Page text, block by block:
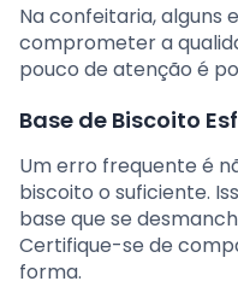
Na confeitaria, alguns
comprometer a
pouco de atenção é
Base de Biscoito
Um erro frequente é
biscoito o suficiente.
base que se
Certifique-se de
forma.